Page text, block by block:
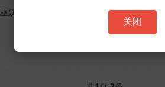
妖王是一个较难攻略的BOSS，很多玩家
关闭